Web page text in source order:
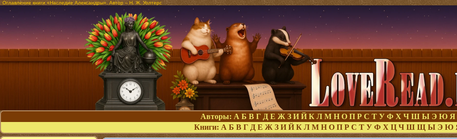
Оглавление книги «Наследие Александры». Автор – Н. Ж. Уолтерс
Авторы: А Б В Г Д Е Ж З И Й К Л М Н О П Р С Т У Ф Х Ч Ш Ы Э Ю Я
Книги: А Б В Г Д Е Ж З И Й К Л М Н О П Р С Т У Ф Х Ц Ч Ш Щ Ы Э Ю